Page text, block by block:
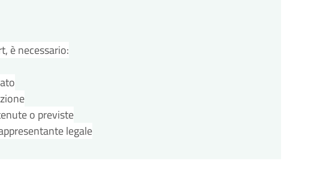
è necessario:
o previste
legale